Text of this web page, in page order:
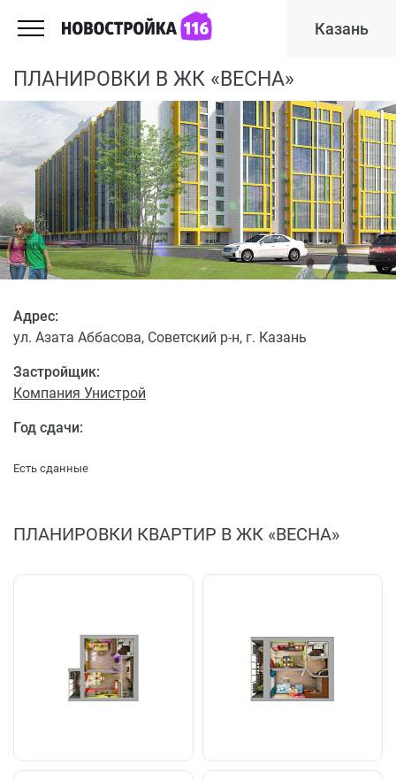
Казань
ПЛАНИРОВКИ В ЖК «ВЕСНА»
Застройщик:
Компания Унистрой
Адрес:
ул. Азата Аббасова, Советский р-н, г. Казань
Год сдачи:
Есть сданные
ПЛАНИРОВКИ КВАРТИР В ЖК «ВЕСНА»